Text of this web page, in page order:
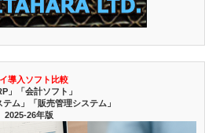
導入ソフト比較
」「会計ソフト」
テム」「販売管理システム」
2025-26年版